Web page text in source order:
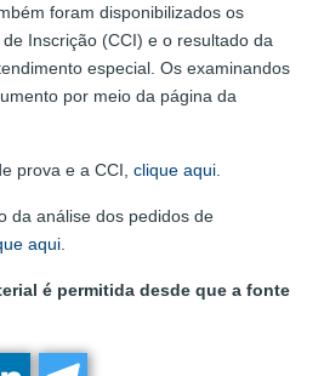
foram disponibilizados os
Inscrição (CCI) e o resultado da
especial. Os examinandos
por meio da página da
prova e a CCI, clique aqui
da análise dos pedidos de
aqui
é permitida desde que a fonte